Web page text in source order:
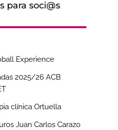
para soci@s
Experience
2025/26 ACB
clínica Ortuella
Juan Carlos Carazo